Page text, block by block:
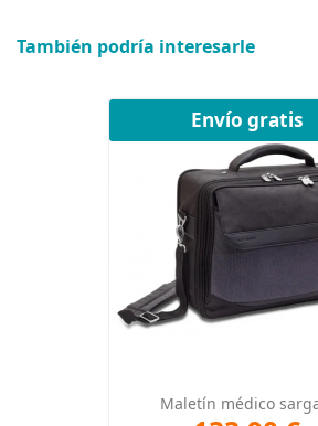
También podría interesarle
Maletín médico
Envío gratis